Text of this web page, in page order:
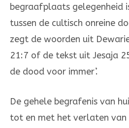
begraafplaats gelegenheid
tussen de cultisch onreine
zegt de woorden uit
21:7 of de tekst uit Jesaja
de dood voor immer’.
De gehele begrafenis van
tot en met het verlaten